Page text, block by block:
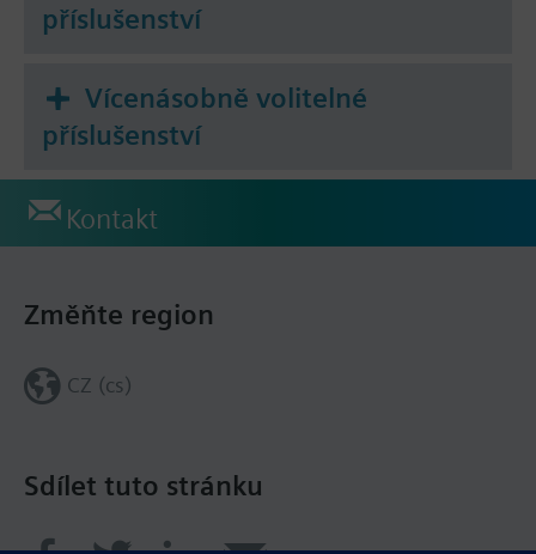
příslušenství
Vícenásobně volitelné
příslušenství
Kontakt
Sdílet tuto stránku
Změňte region
CZ (cs)